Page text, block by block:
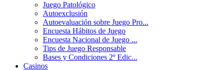
Juego Patológico
Autoexclusión
Autoevaluación sobre Juego Pro...
Encuesta Hábitos de Juego
Encuesta Nacional de Juego ...
Tips de Juego Responsable
Bases y Condiciones 2º Edic...
Casinos